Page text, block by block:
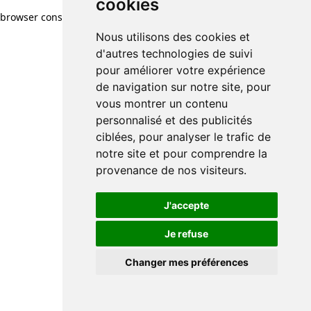
cookies
Nous utilisons des cookies et
d'autres technologies de suivi
pour améliorer votre expérience
de navigation sur notre site, pour
vous montrer un contenu
personnalisé et des publicités
ciblées, pour analyser le trafic de
notre site et pour comprendre la
provenance de nos visiteurs.
J'accepte
Je refuse
Changer mes préférences
browser console for more information)